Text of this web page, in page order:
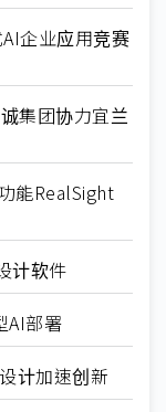
企业应用竞赛
集团协力宜兰
能RealSight
计软件
AI部署
计加速创新